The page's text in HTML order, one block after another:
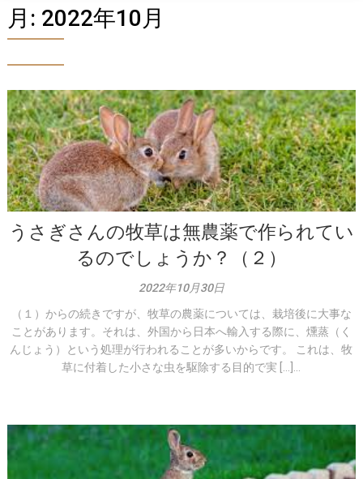
月: 2022年10月
うさぎさんの牧草は無農薬で作られてい
るのでしょうか？（２）
2022年10月30日
（１）からの続きですが、牧草の農薬については、栽培後に大事な
ことがあります。それは、外国から日本へ輸入する際に、燻蒸（く
んじょう）という処理が行われることが多いからです。 これは、牧
草に付着した小さな虫を駆除する目的で実 […]...